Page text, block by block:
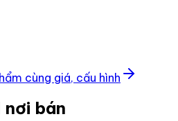
cùng giá, cấu hình
nơi bán